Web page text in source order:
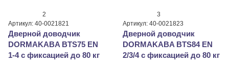
2
Артикул: 40-0021821
Дверной доводчик
DORMAKABA BTS75 EN
1-4 с фиксацией до 80 кг
3
Артикул: 40-0021823
Дверной доводчик
DORMAKABA BTS84 EN
2/3/4 с фиксацией до 80 кг